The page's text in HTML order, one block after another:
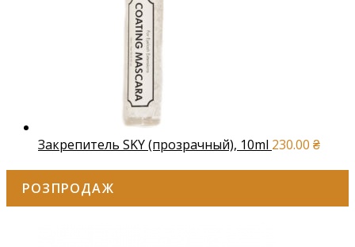
Закрепитель SKY (прозрачный), 10ml 230.00 ₴
РОЗПРОДАЖ